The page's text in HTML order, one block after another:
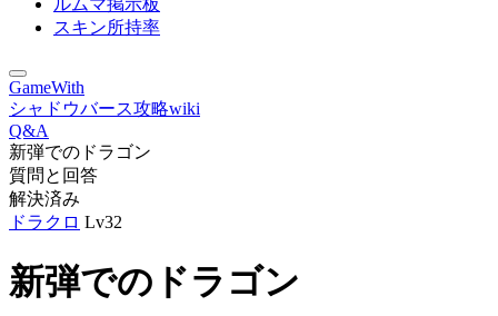
ルムマ掲示板
スキン所持率
GameWith
シャドウバース攻略wiki
Q&A
新弾でのドラゴン
質問と回答
解決済み
ドラクロ Lv32
新弾でのドラゴン